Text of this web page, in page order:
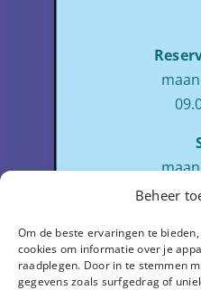
Beheer
Om de beste ervaringen te
cookies om informatie over je
raadplegen. Door in te stemmen
gegevens zoals surfgedrag of
tussen